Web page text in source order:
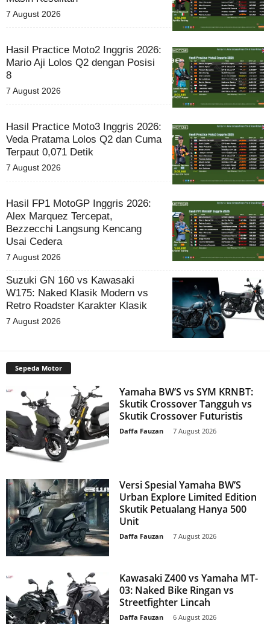
7 August 2026
Hasil Practice Moto2 Inggris 2026:
Mario Aji Lolos Q2 dengan Posisi
8
7 August 2026
Hasil Practice Moto3 Inggris 2026:
Veda Pratama Lolos Q2 dan Cuma
Terpaut 0,071 Detik
7 August 2026
Hasil FP1 MotoGP Inggris 2026:
Alex Marquez Tercepat,
Bezzecchi Langsung Kencang
Usai Cedera
7 August 2026
Suzuki GN 160 vs Kawasaki
W175: Naked Klasik Modern vs
Retro Roadster Karakter Klasik
7 August 2026
Sepeda Motor
Yamaha BW’S vs SYM KRNBT:
Skutik Crossover Tangguh vs
Skutik Crossover Futuristis
Daffa Fauzan 7 August 2026
Versi Spesial Yamaha BW’S
Urban Explore Limited Edition
Skutik Petualang Hanya 500
Unit
Daffa Fauzan 7 August 2026
Kawasaki Z400 vs Yamaha MT-
03: Naked Bike Ringan vs
Streetfighter Lincah
Daffa Fauzan 6 August 2026